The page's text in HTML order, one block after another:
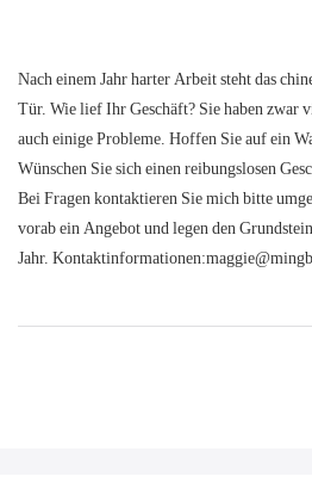
Nach einem Jahr harter Arbeit steht das
Tür. Wie lief Ihr Geschäft? Sie haben zwar
auch einige Probleme. Hoffen Sie auf ein
Wünschen Sie sich einen reibungslosen
Bei Fragen kontaktieren Sie mich bitte
vorab ein Angebot und legen den
Jahr.